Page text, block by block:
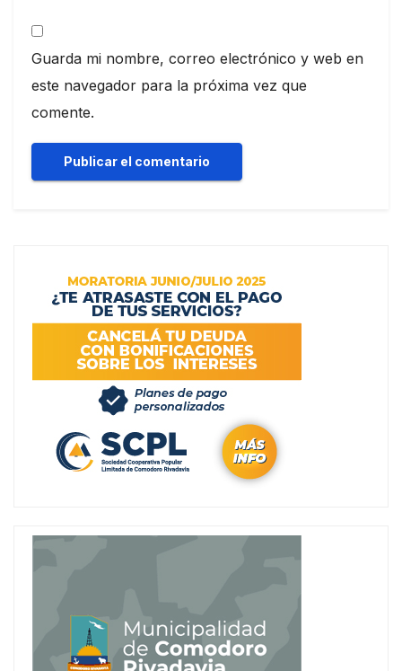
Guarda mi nombre, correo electrónico y web en
este navegador para la próxima vez que
comente.